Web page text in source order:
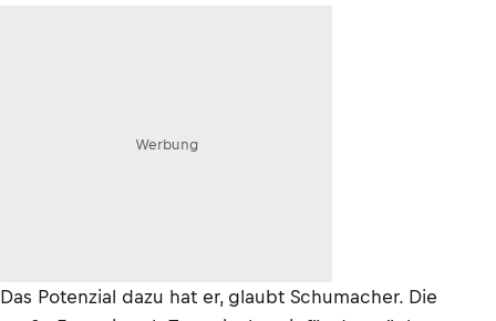
Werbung
Das Potenzial dazu hat er, glaubt Schumacher. Die